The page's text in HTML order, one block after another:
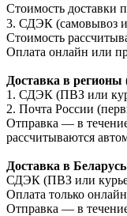
Стоимость доставки
3. СДЭК (самовывоз
Стоимость
Оплата онлайн или
Доставка в регионы
1. СДЭК (ПВЗ или
2. Почта России
Отправка — в
рассчитываются
Доставка в
СДЭК (ПВЗ или
Оплата только
Отправка — в